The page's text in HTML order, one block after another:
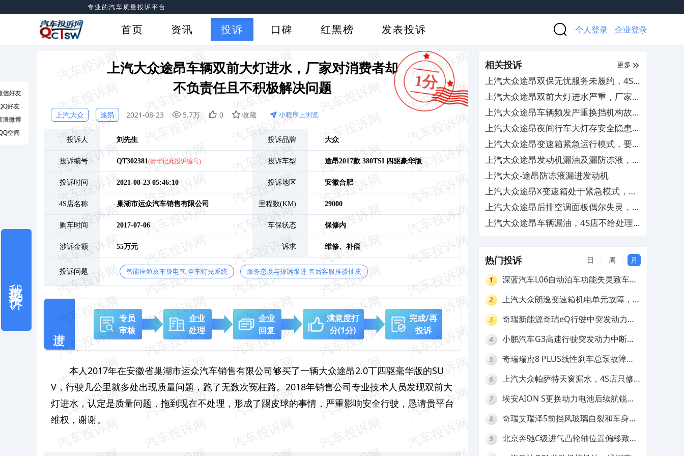
专业的汽车质量投诉平台
首页 资讯 投诉 口碑 红黑榜 发表投诉 个人登录 企业登录
1分
上汽大众途昂车辆双前大灯进水，厂家对消费者却
不负责任且不积极解决问题
上汽大众 途昂 2021-08-23 5.7万 0 收藏 小程序上浏览
投诉人 刘 先生 投诉品牌 大众
投诉编号 QT302381(请牢记此投诉编号) 投诉车型 途昂2017款 380TSI 四驱豪华版
投诉时间 2021-08-23 05:46:10 投诉地区 安徽合肥
4S店名称 巢湖市运众汽车销售有限公司 里程数(KM) 29000
购车时间 2017-07-06 车保状态 保修内
涉诉金额 55万元 诉求 维修、补偿
投诉问题 智能座舱及车身电气-全车灯光系统 服务态度与投诉跟进-售后客服推诿扯皮
专员
审核
企业
处理
企业
回复
满意度打
分(1分)
完成/再
投诉
本人2017年在安徽省巢湖市运众汽车销售有限公司够买了一辆大众途昂2.0丅四驱毫华版的SU
V，行驶几公里就多处出现质量问题，跑了无数次冤枉路。2018年销售公司专业技术人员发现双前大
灯进水，认定是质量问题，拖到现在不处理，形成了踢皮球的事情，严重影响安全行驶，恳请贵平台
维权，谢谢。
相关投诉 更多
上汽大众途昂双保无忧服务未履约，4S
店跑路无人管
上汽大众途昂双前大灯进水严重，厂家和
4S店不负责任不处理
上汽大众途昂车辆频发严重换挡机构故
障，要求厂家予以退车
上汽大众途昂夜间行车大灯存安全隐患，
4S店无法调整解决
上汽大众途昂变速箱紧急运行模式，要求
免费更换TCU
上汽大众途昂发动机漏油及漏防冻液，
4S查不出原因无法解决
上汽大众-途昂防冻液漏进发动机
上汽大众途昂X变速箱处于紧急模式，导
致缺失奇数挡位
上汽大众途昂后排空调面板偶尔失灵，售
后置之不理
上汽大众途昂车辆漏油，4S店不给处理
热门投诉 日 周 月
1
深蓝汽车L06自动泊车功能失灵致车辆
2
上汽大众朗逸变速箱机电单元故障，厂
3
奇瑞新能源奇瑞eQ行驶中突发动力受
拒绝三电质保
4
小鹏汽车G3高速行驶突发动力中断，
5
奇瑞瑞虎8 PLUS线性刹车总泵故障，
6
上汽大众帕萨特天窗漏水，4S店只修
7
埃安AION S更换动力电池后续航锐
8
奇瑞艾瑞泽5前挡风玻璃自裂和车身多
9
北京奔驰C级进气凸轮轴位置偏移致发
信好友
好友
浪微博
空间